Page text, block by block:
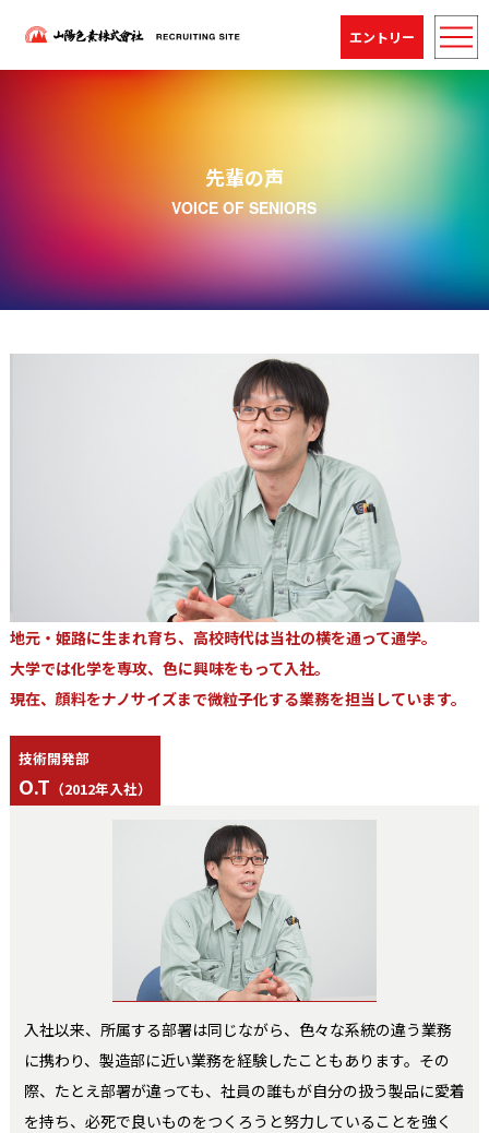
エントリー
先輩の声
VOICE OF SENIORS
地元・姫路に生まれ育ち、高校時代は当社の横を通って通学。
大学では化学を専攻、色に興味をもって入社。
現在、顔料をナノサイズまで微粒子化する業務を担当しています。
技術開発部
O.T （2012年入社）
入社以来、所属する部署は同じながら、色々な系統の違う業務
に携わり、製造部に近い業務を経験したこともあります。その
際、たとえ部署が違っても、社員の誰もが自分の扱う製品に愛着
を持ち、必死で良いものをつくろうと努力していることを強く